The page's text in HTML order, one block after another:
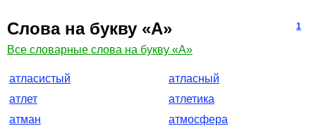
Слова на букву «А» 1
Все словарные слова на букву «А»
атласистый
атласный
атлет
атлетика
атман
атмосфера